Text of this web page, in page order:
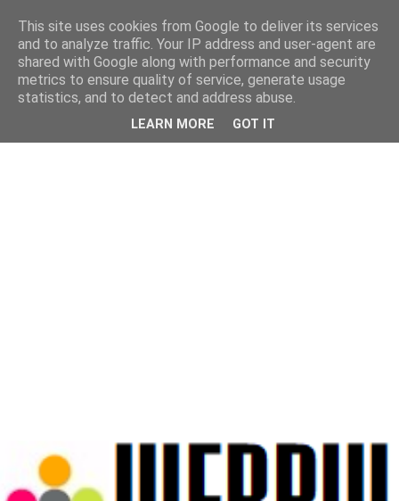
This site uses cookies from Google to deliver its services
and to analyze traffic. Your IP address and user-agent are
shared with Google along with performance and security
metrics to ensure quality of service, generate usage
statistics, and to detect and address abuse.
LEARN MORE GOT IT